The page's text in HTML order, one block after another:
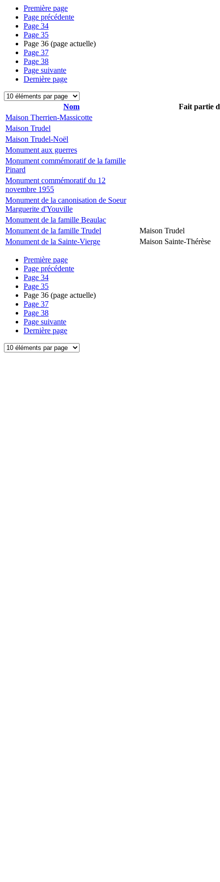
Première page
Page précédente
Page 34
Page 35
Page 36 (page actuelle)
Page 37
Page 38
Page suivante
Dernière page
Nom
Fait partie
Maison Therrien-Massicotte
Maison Trudel
Maison Trudel-Noël
Monument aux guerres
Monument commémoratif de la famille
Pinard
Monument commémoratif du 12
novembre 1955
Monument de la canonisation de Soeur
Marguerite d'Youville
Monument de la famille Beaulac
Monument de la famille Trudel
Maison Trudel
Monument de la Sainte-Vierge
Maison Sainte-Thérèse
Première page
Page précédente
Page 34
Page 35
Page 36 (page actuelle)
Page 37
Page 38
Page suivante
Dernière page